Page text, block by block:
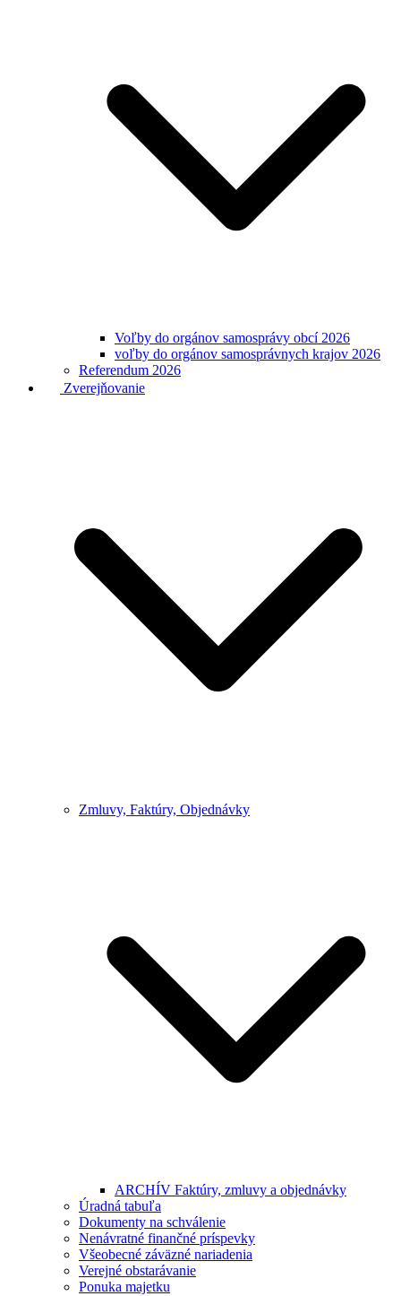
Voľby do orgánov samosprávy obcí 2026
voľby do orgánov samosprávnych krajov 2026
Referendum 2026
Zverejňovanie
Zmluvy, Faktúry, Objednávky
ARCHÍV Faktúry, zmluvy a objednávky
Úradná tabuľa
Dokumenty na schválenie
Nenávratné finančné príspevky
Všeobecné záväzné nariadenia
Verejné obstarávanie
Ponuka majetku